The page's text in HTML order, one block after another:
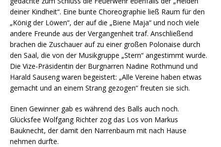
deiner Kindheit“. Eine bunte Choreographie ließ Raum für den
„König der Löwen“, der auf die „Biene Maja“ und noch viele
andere Freunde aus der Vergangenheit traf. Anschließend
brachen die Zuschauer auf zu einer großen Polonaise durch
den Saal, die von der Musikgruppe „Stern“ angestimmt wurde.
Die Vize-Präsidentin der Burgnarren Nadine Rothmund und
Harald Sauseng waren begeistert: „Alle Vereine haben etwas
gemacht und an einem Strang gezogen“ freuten sie sich.
Einen Gewinner gab es während des Balls auch noch.
Glücksfee Wolfgang Richter zog das Los von Markus
Bauknecht, der damit den Narrenbaum mit nach Hause
nehmen durfte.